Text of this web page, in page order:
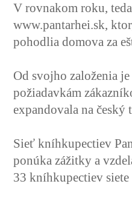
V rovnakom roku,
www.pantarhei.sk,
pohodlia domova za
Od svojho založenia
požiadavkám
expandovala na
Sieť kníhkupectiev
ponúka zážitky a
33 kníhkupectiev siete